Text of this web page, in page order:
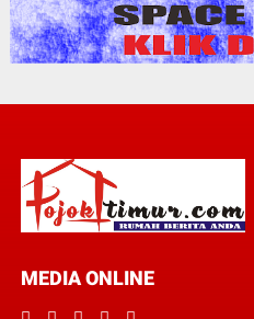
MEDIA ONLINE